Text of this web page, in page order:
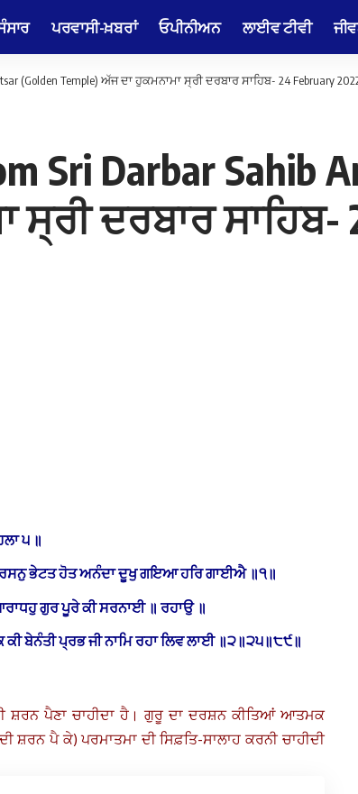
ਪਰਵਾਸੀ-ਖ਼ਬਰਾਂ ਓਪੀਨੀਅਨ ਲਾਈਵ ਟੀਵੀ
(Golden Temple) ਅੱਜ ਦਾ ਹੁਕਮਨਾਮਾ ਸ੍ਰੀ ਦਰਬਾਰ ਸਾਹਿਬ- 24 February
Sri Darbar Sahib
ਦਰਬਾਰ ਸਾਹਿਬ-
੫ ॥
ਭੇਟਤ ਹੋਤ ਅਨੰਦਾ ਦੂਖੁ ਗਇਆ ਹਰਿ ਗਾਈਐ ॥੧॥
ਗੁਰ ਪੂਰੇ ਕੀ ਸਰਨਾਈ ॥ ਰਹਾਉ ॥
ਬੇਨੰਤੀ ਪ੍ਰਭ ਜੀ ਨਾਮਿ ਰਹਾ ਲਿਵ ਲਾਈ ॥੨॥੨੫॥੮੯॥
ਸ਼ਰਨ ਪੈਣਾ ਚਾਹੀਦਾ ਹੈ। ਗੁਰੂ ਦਾ ਦਰਸ਼ਨ ਕੀਤਿਆਂ ਆਤਮਕ
ਪੈ ਕੇ) ਪਰਮਾਤਮਾ ਦੀ ਸਿਫ਼ਤਿ-ਸਾਲਾਹ ਕਰਨੀ ਚਾਹੀਦੀ